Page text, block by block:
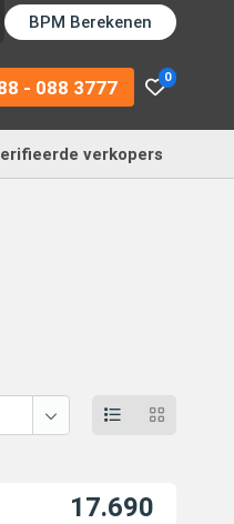
BPM Berekenen
0
- 088 3777
verkopers
17.690